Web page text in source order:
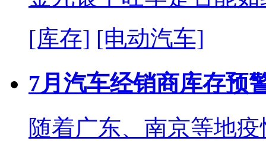
[库存] [电动汽车]
7月汽车经销商库存预
随着广东、南京等地